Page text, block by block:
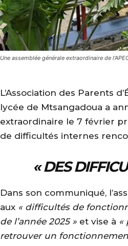
Une assemblée générale extraordinaire de
L’Association des Parents
lycée de Mtsangadoua a
extraordinaire le 7 février
de difficultés internes
« DES
Dans son communiqué,
aux « difficultés de
de l’année 2025 » et vise à «
retrouver un